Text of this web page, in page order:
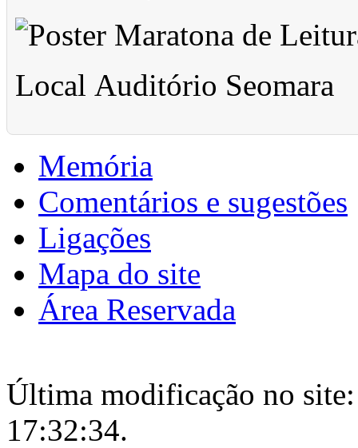
Local Auditório Seomara
Memória
Comentários e sugestões
Ligações
Mapa do site
Área Reservada
Última modificação no
17:32:34.